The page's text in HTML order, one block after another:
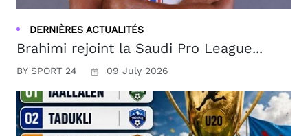
DERNIÈRES ACTUALITÉS
Brahimi rejoint la Saudi Pro League...
BY SPORT 24 09 July 2026